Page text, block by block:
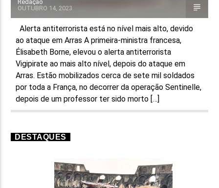
Redação
OUTUBRO 14, 2023
Alerta antiterrorista está no nível mais alto, devido
ao ataque em Arras A primeira-ministra francesa,
Élisabeth Borne, elevou o alerta antiterrorista
Vigipirate ao mais alto nível, depois do ataque em
Arras. Estão mobilizados cerca de sete mil soldados
por toda a França, no decorrer da operação Sentinelle,
depois de um professor ter sido morto […]
DESTAQUES